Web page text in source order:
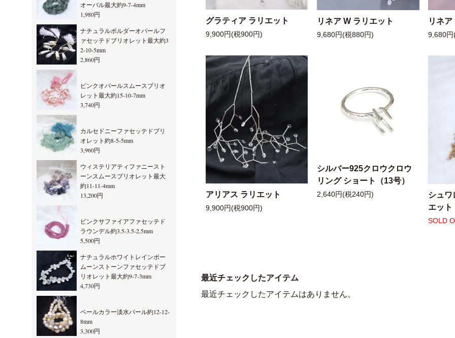
グラティア ラリエット
9,900円(税900円)
リネア W ラリエット
9,680円(税880円)
リネ
9,680
アリアス ラリエット
9,900円(税900円)
シルバー925クロウクロウ
リング ショート（13号）
2,640円(税240円)
シュワ
エット
SOLD
最近チェックしたアイテム
最近チェックしたアイテムはありません。
オーバル最大約9-7-4mm
1,980円
ナチュラルボルダーオパールフ
ァセッテドブリオレット最大約3
2-10-5mm
2,860円
ピンクオパールスムースブリオ
レット最大約15-10-7mm
3,740円
カルセドニーファセッテドブリ
オレット約8-5-5mm
3,960円
ウィステリアティファニースト
ーンスムースブリオレット最大
約11-11-4mm
13,200円
ピンクサファイアファセッテド
ラウンデル約3.5-3.5-2.5mm
5,500円
ナチュラルホワイトレインボー
ムーンストーンファセッテドブ
リオレット最大約9-7-3mm
4,730円
ペールカラー淡水パール約12-12-
8mm
3,300円